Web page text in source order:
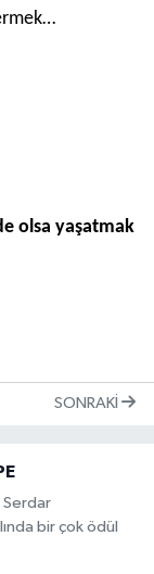
olsa yaşatmak
SONRAKI
Serdar
bir çok ödül